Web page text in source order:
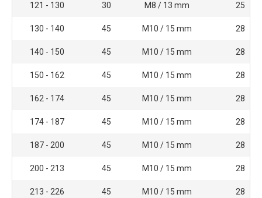
121 - 130 30 M8 / 13 mm 25
130 - 140 45 M10 / 15 mm 28
140 - 150 45 M10 / 15 mm 28
150 - 162 45 M10 / 15 mm 28
162 - 174 45 M10 / 15 mm 28
174 - 187 45 M10 / 15 mm 28
187 - 200 45 M10 / 15 mm 28
200 - 213 45 M10 / 15 mm 28
213 - 226 45 M10 / 15 mm 28